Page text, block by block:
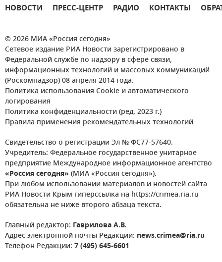
НОВОСТИ ПРЕСС-ЦЕНТР РАДИО КОНТАКТЫ
© 2026 МИА «Россия сегодня»
Сетевое издание РИА Новости зарегистрировано в
Федеральной службе по надзору в сфере связи,
информационных технологий и массовых коммуникаций
(Роскомнадзор) 08 апреля 2014 года.
Политика использования Cookie и автоматического
логирования
Политика конфиденциальности (ред. 2023 г.)
Правила применения рекомендательных технологий
Свидетельство о регистрации Эл № ФС77-57640.
Учредитель: Федеральное государственное унитарное
предприятие Международное информационное агентство
«Россия сегодня» (МИА «Россия сегодня»).
При любом использовании материалов и новостей сайта
РИА Новости Крым гиперссылка на https://crimea.ria.ru
обязательна не ниже второго абзаца текста.
Главный редактор: Гаврилова А.В.
Адрес электронной почты Редакции: news.crimea@ria.ru
Телефон Редакции: 7 (495) 645-6601